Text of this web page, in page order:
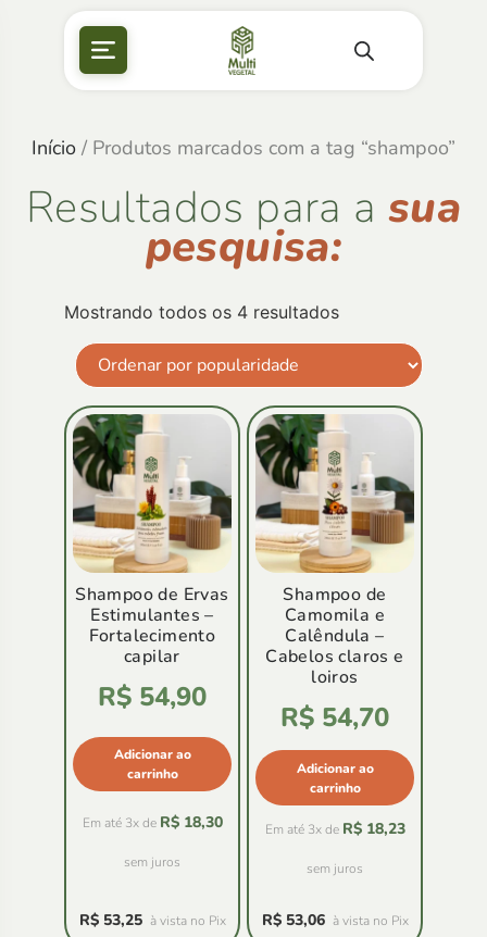
Início / Produtos marcados com a tag “shampoo”
Resultados para a sua
pesquisa:
Mostrando todos os 4 resultados
Shampoo de Ervas
Estimulantes –
Fortalecimento
capilar
5.00
de
5
R$ 54,90
Adicionar ao
carrinho
Em até 3x de R$18,30
sem juros
R$53,25 à vista no Pix
Shampoo de
Camomila e
Calêndula –
Cabelos claros e
loiros
5.00
de
5
R$ 54,70
Adicionar ao
carrinho
Em até 3x de R$18,23
sem juros
R$53,06 à vista no Pix